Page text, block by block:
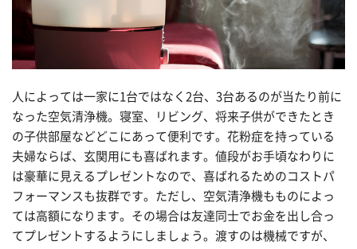
人によっては一家に1台ではなく2台、3台あるのが当たり前に
なった空気清浄機。寝室、リビング、将来子供ができたとき
の子供部屋などどこにあって便利です。花粉症を持っている
夫婦ならば、玄関用にも喜ばれます。値段がお手頃なわりに
は豪華に見えるプレゼントなので、喜ばれるためのコストパ
フォーマンスも抜群です。ただし、空気清浄機もものによっ
ては高額になります。その場合は友達同士でお金を出し合っ
てプレゼントするようにしましょう。渡すのは機械ですが、